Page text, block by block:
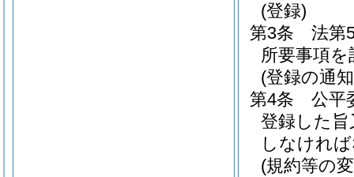
(登録)
第3条
法第
所要事項
(登録の通
第4条
公平
登録した
しなけれ
(規約等の